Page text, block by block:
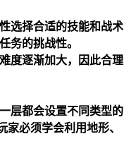
选择合适的技能和战术
务的挑战性。
度逐渐加大，因此合理
层都会设置不同类型的
必须学会利用地形、